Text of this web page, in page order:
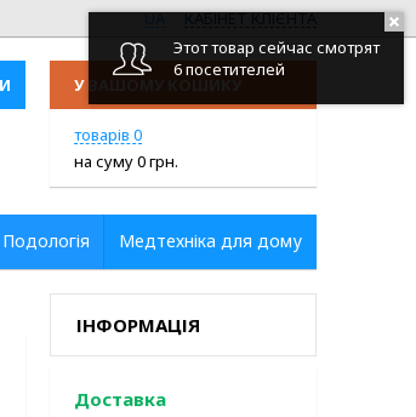
ІНФОРМАЦІЯ
Доставка
UA КАБІНЕТ КЛІЄНТА
У ВАШОМУ КОШИКУ
ПЕРЕЙТИ У КОШИК
товарів 0
на суму0грн.
Подологія Медтехніка для дому
Этот товар сейчас смотрят
6 посетителей